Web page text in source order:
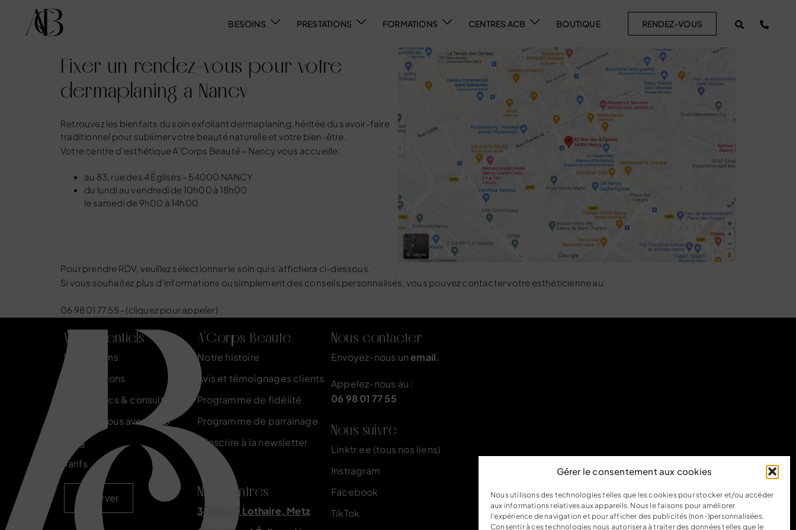
Gérer le consentement aux cookies
Nous utilisons des technologies telles que les cookies pour stocker et/ou accéder
aux informations relatives aux appareils. Nous le faisons pour améliorer
l’expérience de navigation et pour afficher des publicités (non-)personnalisées.
Consentir à ces technologies nous autorisera à traiter des données telles que le
BESOINS PRESTATIONS FORMATIONS CENTRES ACB BOUTIQUE RENDEZ-VOUS
Fixer un rendez-vous pour votre
dermaplaning à Nancy
Retrouvez les bienfaits du soin exfoliant dermaplaning, héritée du savoir-faire
traditionnel pour sublimer votre beauté naturelle et votre bien-être.
Votrecentre d’esthétique A’Corps Beauté – Nancyvous accueille:
au 83, rue des 4 Églises – 54000 NANCY
du lundi au vendredi de 10h00 à 18h00
le samedi de 9h00 à 14h00
Pour prendre RDV, veuillez sélectionner le soin qui s’affichera ci-dessous.
Si vous souhaitez plus d’informations ou simplement des conseils personnalisés, vous pouvez contactervotre esthéticienneau:
06 98 01 77 55 - (cliquez pour appeler)
Vos essentiels
Vos besoins
Nos solutions
Diagnostics & consultations
Formez-vous avec ACB
Blog
Tarifs
Réserver
A'Corps Beauté
Notre histoire
Avis et témoignages clients
Programme de fidélité
Programme de parrainage
S'inscrire à la newsletter
Nos centres
38bis rue Lothaire, Metz
Nous contacter
Envoyez-nous unemail.
Appelez-nous au :
06 98 01 77 55
Nous suivre
Linktr.ee (tous nos liens)
Instragram
Facebook
TikTok